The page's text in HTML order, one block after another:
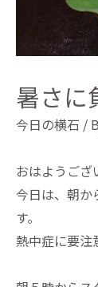
暑さに
今日の横石 /
おはようござ
今日は、朝か
す。
熱中症に要注